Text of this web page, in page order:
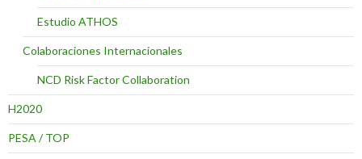
Estudio ATHOS
Colaboraciones Internacionales
NCD Risk Factor Collaboration
H2020
PESA / TOP